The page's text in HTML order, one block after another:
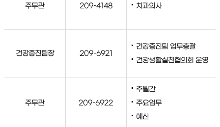
주무관 209-4148 치과의사
건강증진팀장 209-6921
건강증진팀 업무총괄
건강생활실천협의회 운영
주무관 209-6922
주월간
주요업무
예산